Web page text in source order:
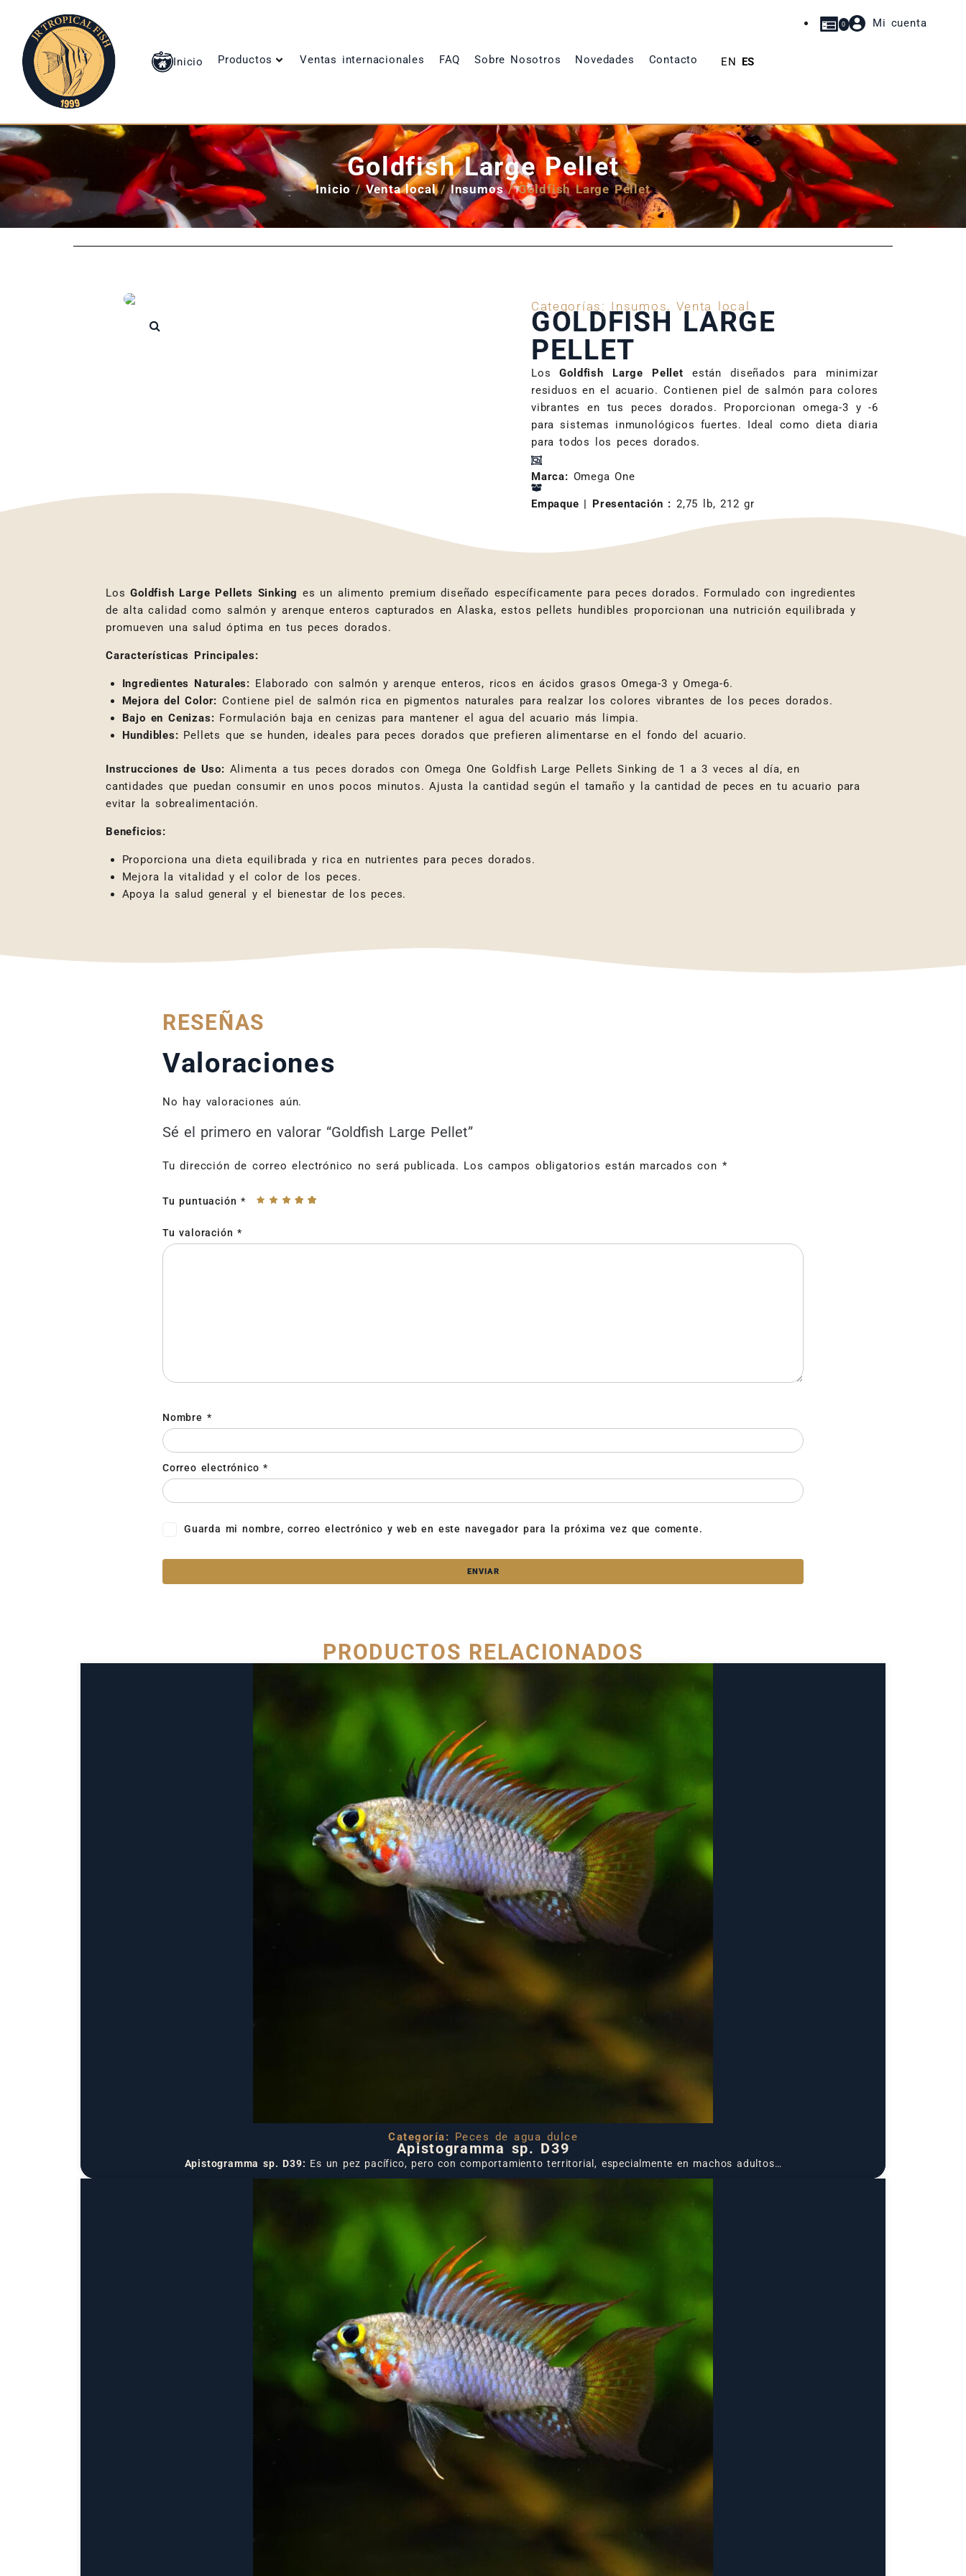
Inicio Productos Ventas internacionales FAQ Sobre Nosotros Novedades Contacto EN ES
0 Mi cuenta
Goldfish Large Pellet
Inicio/Venta local/Insumos/ Goldfish Large Pellet
Categorías: Insumos, Venta local
GOLDFISH LARGE
PELLET
LosGoldfish Large Pelletestán diseñados para minimizar
residuos en el acuario. Contienen piel de salmón para colores
vibrantes en tus peces dorados. Proporcionan omega-3 y -6
para sistemas inmunológicos fuertes. Ideal como dieta diaria
para todos los peces dorados.
Marca: Omega One
Empaque | Presentación : 2,75 lb, 212 gr
LosGoldfish Large Pellets Sinkinges un alimento premium diseñado específicamente para peces dorados. Formulado con ingredientes
de alta calidad como salmón y arenque enteros capturados en Alaska, estos pellets hundibles proporcionan una nutrición equilibrada y
promueven una salud óptima en tus peces dorados.
Características Principales:
Ingredientes Naturales: Elaborado con salmón y arenque enteros, ricos en ácidos grasos Omega-3 y Omega-6.
Mejora del Color: Contiene piel de salmón rica en pigmentos naturales para realzar los colores vibrantes de los peces dorados.
Bajo en Cenizas: Formulación baja en cenizas para mantener el agua del acuario más limpia.
Hundibles: Pellets que se hunden, ideales para peces dorados que prefieren alimentarse en el fondo del acuario.
Instrucciones de Uso: Alimenta a tus peces dorados con Omega One Goldfish Large Pellets Sinking de 1 a 3 veces al día, en
cantidades que puedan consumir en unos pocos minutos. Ajusta la cantidad según el tamaño y la cantidad de peces en tu acuario para
evitar la sobrealimentación.
Beneficios:
Proporciona una dieta equilibrada y rica en nutrientes para peces dorados.
Mejora la vitalidad y el color de los peces.
Apoya la salud general y el bienestar de los peces.
RESEÑAS
Valoraciones
No hay valoraciones aún.
Sé el primero en valorar “Goldfish Large Pellet”
Tu dirección de correo electrónico no será publicada. Los campos obligatorios están marcados con *
Tu puntuación*
Tu valoración*
Nombre *
Correo electrónico*
Guarda mi nombre, correo electrónico y web en este navegador para la próxima vez que comente.
PRODUCTOS RELACIONADOS
Categoría: Peces de agua dulce
Apistogramma sp. D39
Apistogramma sp. D39: Es un pez pacífico, pero con comportamiento territorial, especialmente en machos adultos…